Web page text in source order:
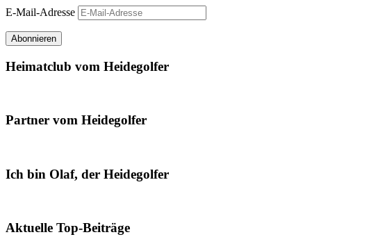
E-Mail-Adresse
Abonnieren
Heimatclub vom Heidegolfer
Partner vom Heidegolfer
Ich bin Olaf, der Heidegolfer
Aktuelle Top-Beiträge